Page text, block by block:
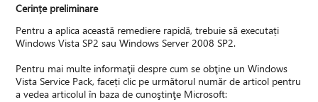
Cerințe preliminare
Pentru a aplica această remediere rapidă, trebuie să executați
Windows Vista SP2 sau Windows Server 2008 SP2.
Pentru mai multe informaţii despre cum se obţine un Windows
Vista Service Pack, faceți clic pe următorul număr de articol pentru
a vedea articolul în baza de cunoştinţe Microsoft: